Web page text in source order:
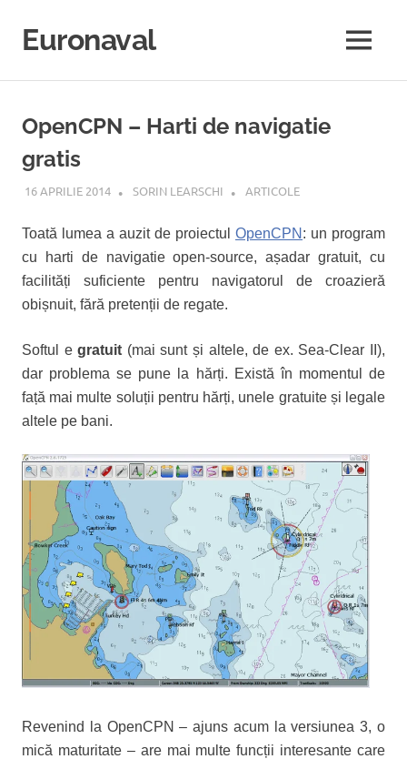
conținut
Euronaval MENU
OpenCPN – Harti de navigatie
gratis
16 APRILIE 2014 SORIN LEARSCHI ARTICOLE
Toată lumea a auzit de proiectul OpenCPN : un program
cu harti de navigatie open-source, așadar gratuit, cu
facilități suficiente pentru navigatorul de croazieră
obișnuit, fără pretenții de regate.
Softul egratuit (mai sunt și altele, de ex. Sea-Clear II),
dar problema se pune la hărți. Există în momentul de
față mai multe soluții pentru hărți, unele gratuite și legale
altele pe bani.
Revenind la OpenCPN – ajuns acum la versiunea 3, o
mică maturitate – are mai multe funcții interesante care